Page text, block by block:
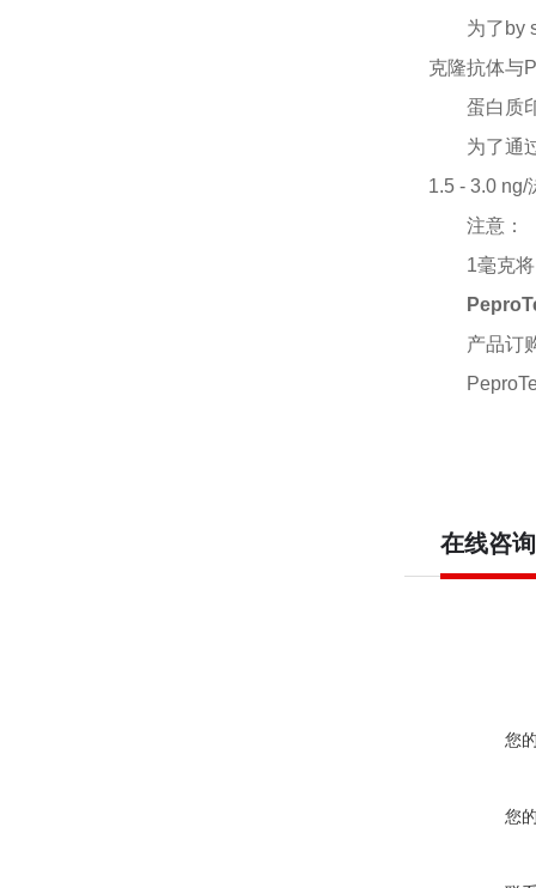
为了 by
克隆抗体与
蛋白质
为了通
1.5 - 3.0
注意：
1毫克
产品订
在线咨询
您
您